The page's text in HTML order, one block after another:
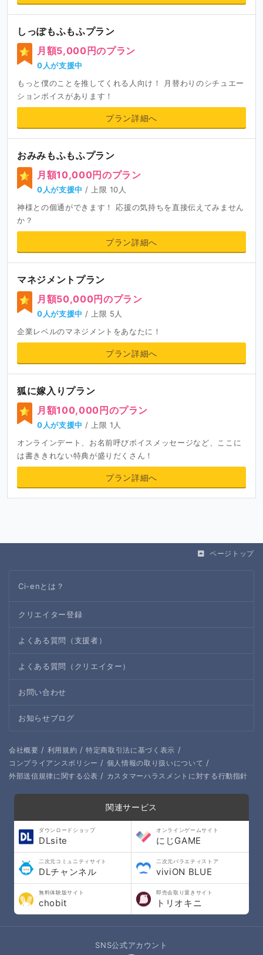
しっぽもふもふプラン
月額5,000円のプラン
0人が支援中
もっと僕のことを推してくれる人向け！ 月替わりのシチュエー
ションボイスがあります！
プラン詳細へ
おみみもふもふプラン
月額10,000円のプラン
0人が支援中 / 上限 10人
神様との個通ができます！ 応援の気持ちを直接伝えてみません
か？
プラン詳細へ
マネジメントプラン
月額50,000円のプラン
0人が支援中 / 上限 5人
企業レベルのマネジメントをあなたに！
プラン詳細へ
狐に嫁入りプラン
月額100,000円のプラン
0人が支援中 / 上限 1人
オンラインデート、お名前呼びボイスメッセージなど、ここに
は書ききれない特典が盛りだくさん！
プラン詳細へ
ページトップ
Ci-enとは？
クリエイター登録
よくある質問（支援者）
よくある質問（クリエイター）
お問い合わせ
お知らせブログ
会社概要 / 利用規約 / 特定商取引法に基づく表示 /
コンプライアンスポリシー / 個人情報の取り扱いについて /
外部送信規律に関する公表 / カスタマーハラスメントに対する行動指針
関連サービス
ダウンロードショップ
DLsite
オンラインゲームサイト
にじGAME
二次元コミュニティサイト
DLチャンネル
二次元バラエティストア
viviON BLUE
無料体験版サイト
chobit
即売会取り置きサイト
トリオキニ
SNS公式アカウント